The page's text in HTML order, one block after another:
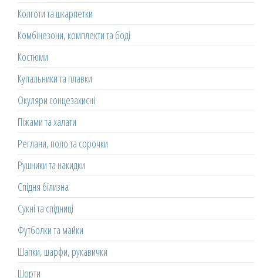
Колготи та шкарпетки
Комбінезони, комплекти та боді
Костюми
Купальники та плавки
Окуляри сонцезахисні
Піжами та халати
Реглани, поло та сорочки
Рушники та накидки
Спідня білизна
Сукні та спідниці
Футболки та майки
Шапки, шарфи, рукавички
Шорти